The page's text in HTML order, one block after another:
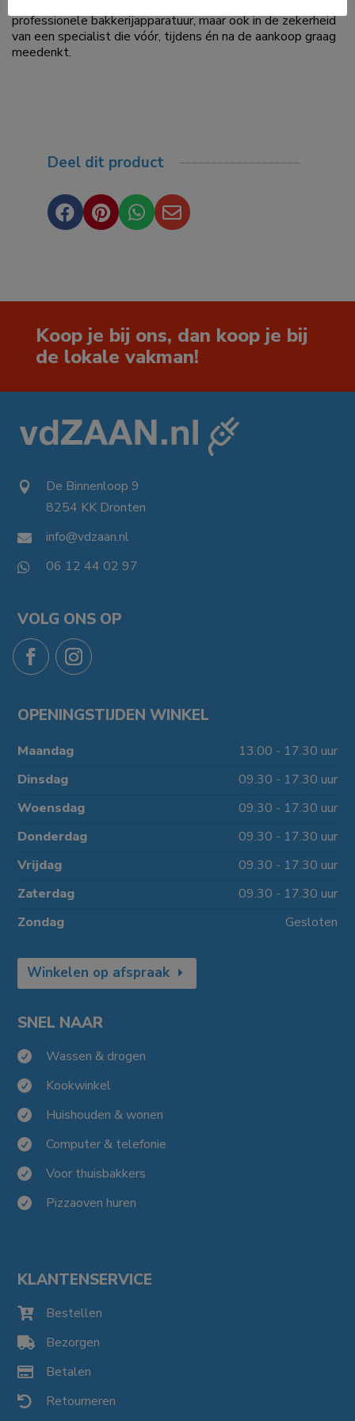
professionele bakkerijapparatuur, maar ook in de zekerheid
van een specialist die vóór, tijdens én na de aankoop graag
meedenkt.
Deel dit product
   
Koop je bij ons, dan koop je bij
de lokale vakman!
 De Binnenloop 9
8254 KK Dronten
 info@vdzaan.nl
 06 12 44 02 97
VOLG ONS OP
OPENINGSTIJDEN WINKEL
Maandag
13.00 - 17.30 uur
Dinsdag
09.30 - 17.30 uur
Woensdag
09.30 - 17.30 uur
Donderdag
09.30 - 17.30 uur
Vrijdag
09.30 - 17.30 uur
Zaterdag
09.30 - 17.30 uur
Zondag
Gesloten
Winkelen op afspraak
SNEL NAAR
 Wassen & drogen
 Kookwinkel
 Huishouden & wonen
 Computer & telefonie
 Voor thuisbakkers
 Pizzaoven huren
KLANTENSERVICE
 Bestellen
 Bezorgen
 Betalen
 Retourneren